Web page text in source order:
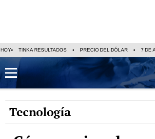
HOY TINKA RESULTADOS PRECIO DEL DÓLAR 7 DE
Tecnología